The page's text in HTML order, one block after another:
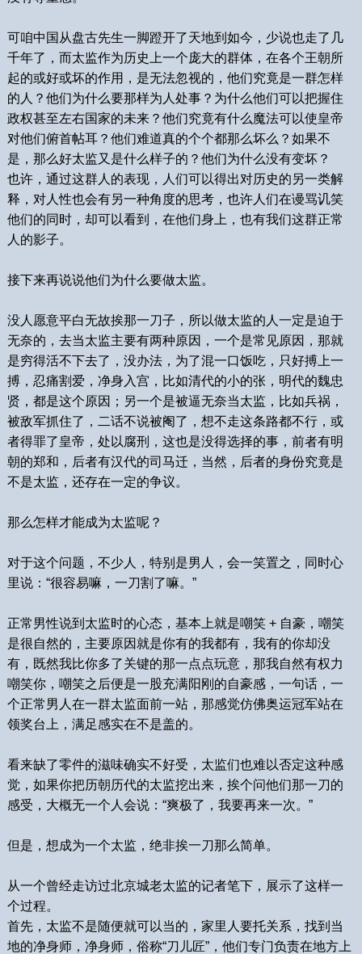
可咱中国从盘古先生一脚蹬开了天地到如今，少说也走了几
千年了，而太监作为历史上一个庞大的群体，在各个王朝所
起的或好或坏的作用，是无法忽视的，他们究竟是一群怎样
的人？他们为什么要那样为人处事？为什么他们可以把握住
政权甚至左右国家的未来？他们究竟有什么魔法可以使皇帝
对他们俯首帖耳？他们难道真的个个都那么坏么？如果不
是，那么好太监又是什么样子的？他们为什么没有变坏？
也许，通过这群人的表现，人们可以得出对历史的另一类解
释，对人性也会有另一种角度的思考，也许人们在谩骂讥笑
他们的同时，却可以看到，在他们身上，也有我们这群正常
人的影子。
接下来再说说他们为什么要做太监。
没人愿意平白无故挨那一刀子，所以做太监的人一定是迫于
无奈的，去当太监主要有两种原因，一个是常见原因，那就
是穷得活不下去了，没办法，为了混一口饭吃，只好搏上一
搏，忍痛割爱，净身入宫，比如清代的小的张，明代的魏忠
贤，都是这个原因；另一个是被逼无奈当太监，比如兵祸，
被敌军抓住了，二话不说被阉了，想不走这条路都不行，或
者得罪了皇帝，处以腐刑，这也是没得选择的事，前者有明
朝的郑和，后者有汉代的司马迁，当然，后者的身份究竟是
不是太监，还存在一定的争议。
那么怎样才能成为太监呢？
对于这个问题，不少人，特别是男人，会一笑置之，同时心
里说：“很容易嘛，一刀割了嘛。”
正常男性说到太监时的心态，基本上就是嘲笑 + 自豪，嘲笑
是很自然的，主要原因就是你有的我都有，我有的你却没
有，既然我比你多了关键的那一点点玩意，那我自然有权力
嘲笑你，嘲笑之后便是一股充满阳刚的自豪感，一句话，一
个正常男人在一群太监面前一站，那感觉仿佛奥运冠军站在
领奖台上，满足感实在不是盖的。
看来缺了零件的滋味确实不好受，太监们也难以否定这种感
觉，如果你把历朝历代的太监挖出来，挨个问他们那一刀的
感受，大概无一个人会说：“爽极了，我要再来一次。”
但是，想成为一个太监，绝非挨一刀那么简单。
从一个曾经走访过北京城老太监的记者笔下，展示了这样一
个过程。
首先，太监不是随便就可以当的，家里人要托关系，找到当
地的净身师，净身师，俗称“刀儿匠”，他们专门负责在地方上